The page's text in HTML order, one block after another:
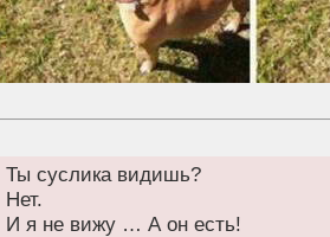
Ты суслика видишь?
Нет.
И я не вижу … А он есть!